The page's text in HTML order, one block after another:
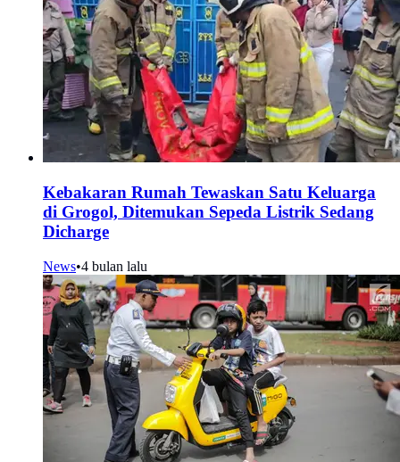
Kebakaran Rumah Tewaskan Satu Keluarga
di Grogol, Ditemukan Sepeda Listrik Sedang
Dicharge
News•4 bulan lalu